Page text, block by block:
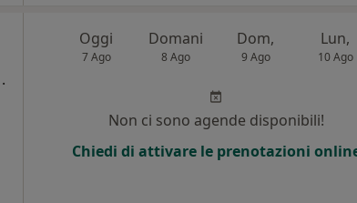
·
Oggi
7 Ago
Domani
8 Ago
Dom,
9 Ago
Lun,
10 Ago
Non ci sono agende disponibili!
Chiedi di attivare le prenotazioni